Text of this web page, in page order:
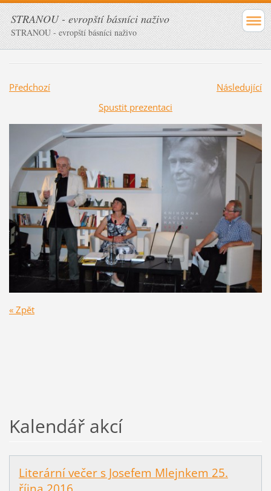
STRANOU - evropští básníci naživo
STRANOU - evropští básníci naživo
Předchozí
Následující
Spustit prezentaci
« Zpět
Kalendář akcí
Literární večer s Josefem Mlejnkem 25.